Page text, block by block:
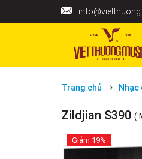
Trang chủ Nhạc
Zildjian S390 (
Giảm 19%